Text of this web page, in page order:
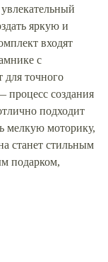
яркую и
входят
с
точного
процесс создания
подходит
мелкую моторику,
станет стильным
подарком,